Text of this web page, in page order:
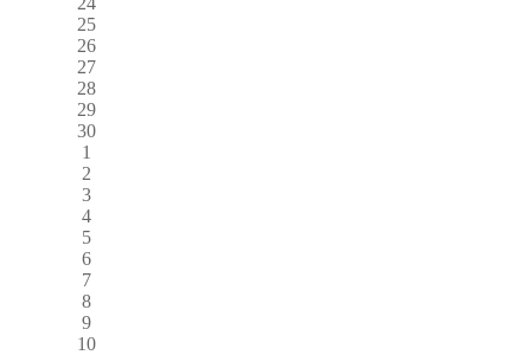
25
26
27
28
29
30
1
2
3
4
5
6
7
8
9
10